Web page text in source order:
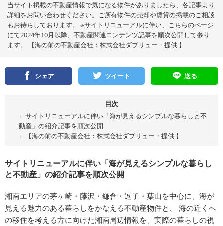
当サイト掲載の不動産情報で気になる物件がありましたら、各記事より
詳細をお問い合わせください。ご所有物件の売却や賃貸の掲載のご相談
もお待ちしております。 ※サイトリニューアルに伴い、こちらのページ
にて2024年10月以降、不動産関連コンテンツ記事を順次公開して参り
ます。 【海の前の不動産会社：株式会社ダブリュー・提供 】
シェア ツイート 送る
目次
サイトリニューアルに伴い「海が見えるシンプルな暮らしと不
動産」の紹介記事を順次公開
【海の前の不動産会社：株式会社ダブリュー・提供 】
サイトリニューアルに伴い「海が見えるシンプルな暮らし
と不動産」の紹介記事を順次公開
湘南エリアの茅ヶ崎・藤沢・鎌倉・逗子・葉山を中心に、海が
見える魅力のある暮らしをかなえる不動産物件と、 海の近くへ
の移住を考える方に向けた湘南周辺情報を、実際の暮らしの視